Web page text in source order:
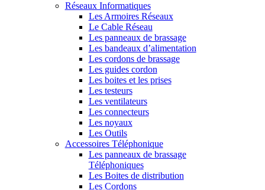
Réseaux Informatiques
Les Armoires Réseaux
Le Cable Réseau
Les panneaux de brassage
Les bandeaux d’alimentation
Les cordons de brassage
Les guides cordon
Les boites et les prises
Les testeurs
Les ventilateurs
Les connecteurs
Les noyaux
Les Outils
Accessoires Téléphonique
Les panneaux de brassage
Téléphoniques
Les Boites de distribution
Les Cordons